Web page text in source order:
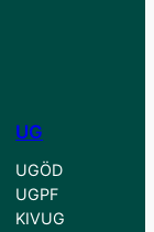
UG
UGÖD
UGPF
KIVUG